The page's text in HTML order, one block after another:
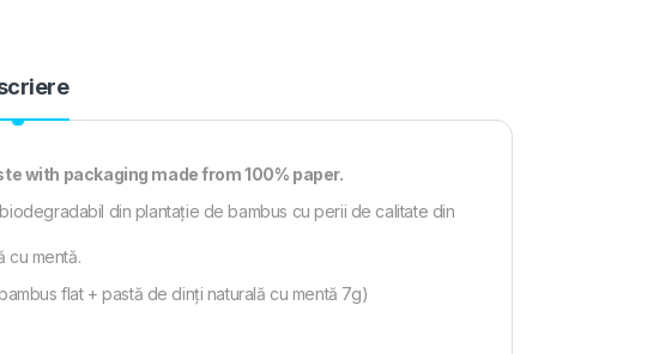
with packaging made from 100% paper.
din plantație de bambus cu perii de calitate din
cu mentă.
flat + pastă de dinți naturală cu mentă 7g)